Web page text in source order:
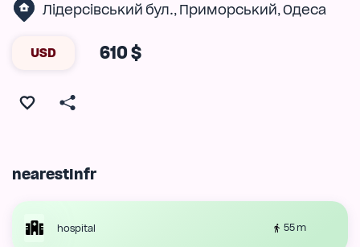
Лідерсівський бул., Приморський, Одеса
USD 610 $
nearestInfr
hospital 55 m